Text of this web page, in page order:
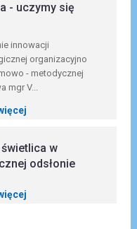
- uczymy się
innowacji
organizacyjno
- metodycznej
mgr V...
świetlica w
odsłonie